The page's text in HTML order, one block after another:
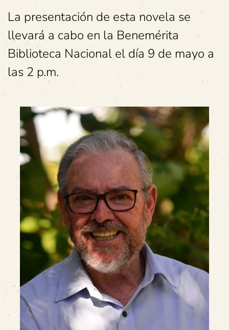
La presentación de esta novela se
llevará a cabo en la Benemérita
Biblioteca Nacional el día 9 de mayo a
las 2 p.m.